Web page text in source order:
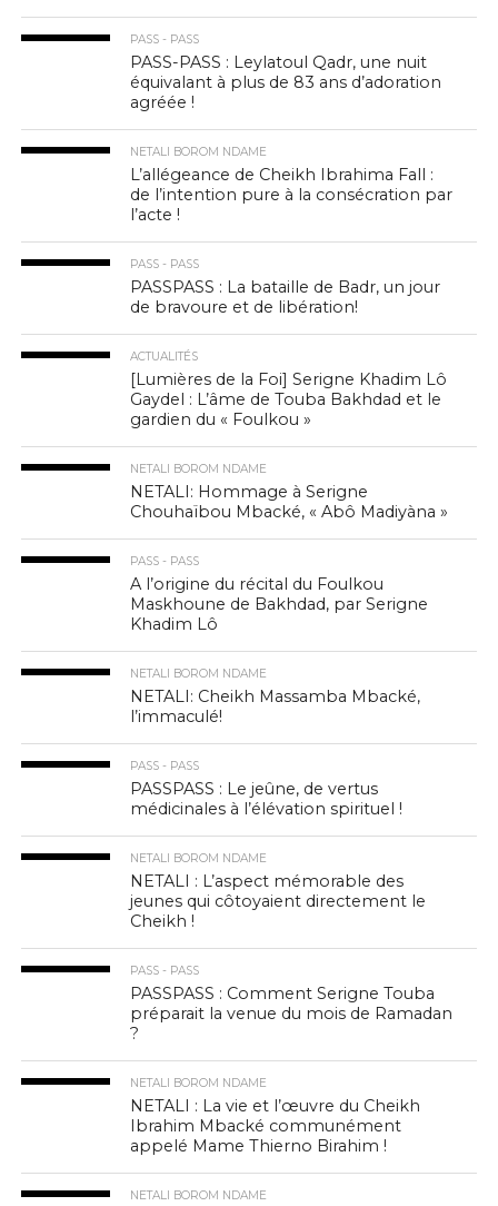
PASS - PASS
PASS-PASS : Leylatoul Qadr, une nuit
équivalant à plus de 83 ans d’adoration
agréée !
NETALI BOROM NDAME
L’allégeance de Cheikh Ibrahima Fall :
de l’intention pure à la consécration par
l’acte !
PASS - PASS
PASSPASS : La bataille de Badr, un jour
de bravoure et de libération!
ACTUALITÉS
[Lumières de la Foi] Serigne Khadim Lô
Gaydel : L’âme de Touba Bakhdad et le
gardien du « Foulkou »
NETALI BOROM NDAME
NETALI: Hommage à Serigne
Chouhaïbou Mbacké, « Abô Madiyàna »
PASS - PASS
A l’origine du récital du Foulkou
Maskhoune de Bakhdad, par Serigne
Khadim Lô
NETALI BOROM NDAME
NETALI: Cheikh Massamba Mbacké,
l’immaculé!
PASS - PASS
PASSPASS : Le jeûne, de vertus
médicinales à l’élévation spirituel !
NETALI BOROM NDAME
NETALI : L’aspect mémorable des
jeunes qui côtoyaient directement le
Cheikh !
PASS - PASS
PASSPASS : Comment Serigne Touba
préparait la venue du mois de Ramadan
?
NETALI BOROM NDAME
NETALI : La vie et l’œuvre du Cheikh
Ibrahim Mbacké communément
appelé Mame Thierno Birahim !
NETALI BOROM NDAME